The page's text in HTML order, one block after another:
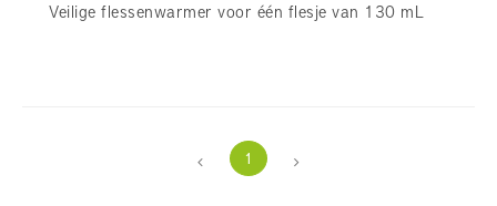
Veilige flessenwarmer voor één flesje van 130 mL
1